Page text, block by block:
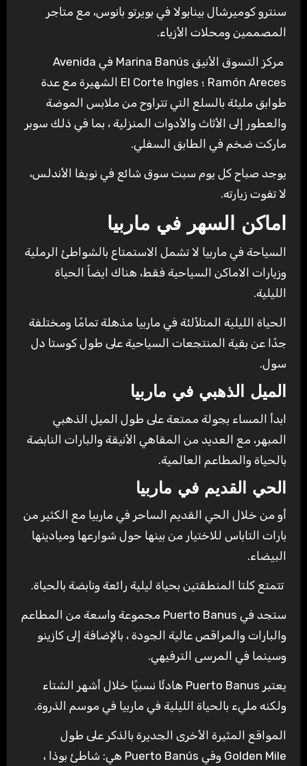
سنترو كوميرشال بينابولا في بويرتو بانوس، مع متاجر
المصممين ومحلات الأزياء.
مركز التسوق الأنيق Marina Banús في Avenida
Ramón Areces ؛ El Corte Ingles الشهيرة مع عدة
طوابق مليئة بالسلع التي تتراوح من ملابس الموضة
والعطور إلى الأثاث والأدوات المنزلية ، بما في ذلك سوبر
ماركت ضخم في الطابق السفلي.
يوجد صباح كل يوم سبت سوق شائع في نويفا الأندلس،
لا تفوت زيارته.
اماكن السهر في ماربيا
السياحة في ماربيا لا تشمل الاستمتاع بالشواطئ الرملية
وزيارات الاماكن السياحية فقط، هناك ايضاً الحياة
الليلية.
الحياة الليلية المتلألئة في ماربيا مذهلة تمامًا ومختلفة
جدًا عن بقية المنتجعات السياحية على طول كوستا دل
سول.
الميل الذهبي في ماربيا
ابدأ المساء بجولة ممتعة على طول الميل الذهبي
المبهر، مع العديد من المقاهي الأنيقة والبارات النابضة
بالحياة والمطاعم العالمية.
الحي القديم في ماربيا
أو من خلال الحي القديم الساحر في ماربيا مع الكثير من
بارات التاباس للاختيار من بينها حول شوارعها وميادينها
البيضاء.
تتمتع كلتا المنطقتين بحياة ليلية رائعة ونابضة بالحياة.
ستجد في Puerto Banus مجموعة واسعة من المطاعم
والبارات والمراقص عالية الجودة ، بالإضافة إلى كازينو
وسينما في المرسى الترفيهي.
يعتبر Puerto Banus هادئًا نسبيًا خلال أشهر الشتاء
ولكنه مليء بالحياة الليلية في ماربيا في موسم الذروة.
المواقع المثيرة الأخرى الجديرة بالذكر على طول
Golden Mile وفي Puerto Banús هي: شاطئ بوذا ،